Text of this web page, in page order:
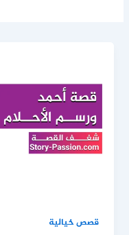
قصص خيالية